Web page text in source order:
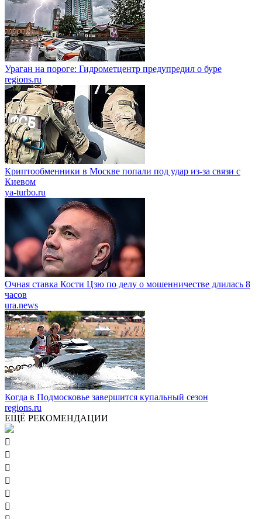
Ураган на пороге: Гидрометцентр предупредил о буре
regions.ru
Криптообменники в Москве попали под удар из-за связи с
Киевом
ya-turbo.ru
Очная ставка Кости Цзю по делу о мошенничестве длилась 8
часов
ura.news
Когда в Подмосковье завершится купальный сезон
regions.ru
ЕЩЁ РЕКОМЕНДАЦИИ





